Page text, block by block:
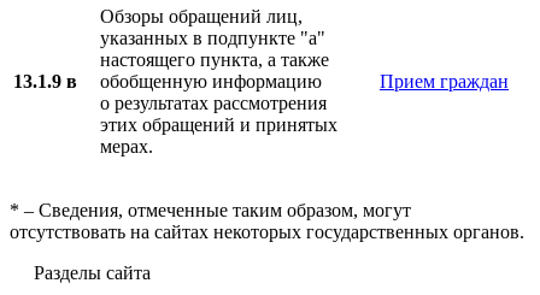
13.1.9 в
Обзоры обращений лиц,
указанных в подпункте "а"
настоящего пункта, а также
обобщенную информацию
о результатах рассмотрения
этих обращений и принятых
мерах.
Прием граждан
* – Сведения, отмеченные таким образом, могут
отсутствовать на сайтах некоторых государственных органов.
Разделы сайта